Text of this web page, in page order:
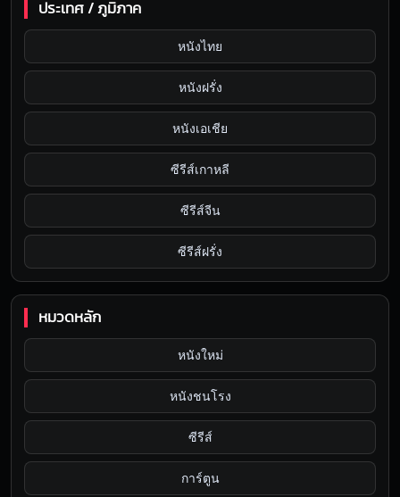
ประเทศ / ภูมิภาค
หนังไทย
หนังฝรั่ง
หนังเอเชีย
ซีรีส์เกาหลี
ซีรีส์จีน
ซีรีส์ฝรั่ง
หมวดหลัก
หนังใหม่
หนังชนโรง
ซีรีส์
การ์ตูน